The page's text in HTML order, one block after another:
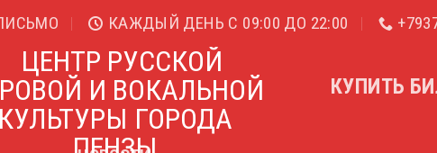
КАЖДЫЙ ДЕНЬ С 09:00 ДО 22:00
КУПИТЬ